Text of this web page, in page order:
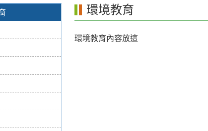
環境教育
環境教育內容放這